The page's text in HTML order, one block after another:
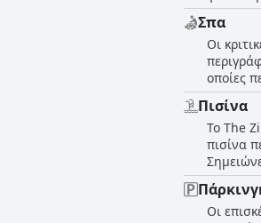
Οι
Σπα
Οι
οποίες
κάποιοι
ευεξίας
η
Πισίνα
Το The
πισίνα
φανταστική και υπέροχη. Η περιοχή της
Οι